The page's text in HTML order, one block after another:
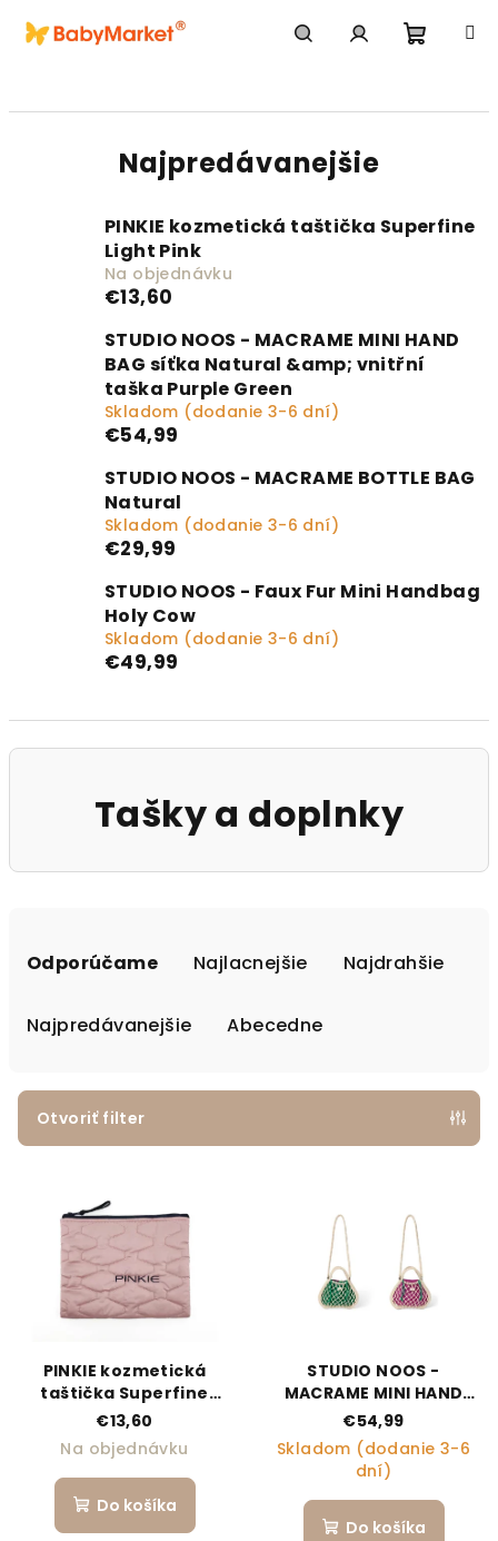
Najpredávanejšie
PINKIE kozmetická taštička Superfine
Light Pink
Na objednávku
€13,60
STUDIO NOOS - MACRAME MINI HAND
BAG síťka Natural &amp; vnitřní
taška Purple Green
Skladom (dodanie 3-6 dní)
€54,99
STUDIO NOOS - MACRAME BOTTLE BAG
Natural
Skladom (dodanie 3-6 dní)
€29,99
STUDIO NOOS - Faux Fur Mini Handbag
Holy Cow
Skladom (dodanie 3-6 dní)
€49,99
Tašky a doplnky
Odporúčame Najlacnejšie Najdrahšie
Najpredávanejšie Abecedne
Otvoriť filter
PINKIE kozmetická
taštička Superfine
Light Pink
€13,60
Na objednávku
Do košíka
STUDIO NOOS -
MACRAME MINI HAND
&amp; vnitřní taška
Purple Green
€54,99
Skladom (dodanie 3-6
dní)
Do košíka